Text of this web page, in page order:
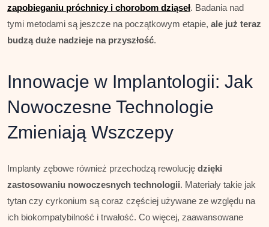
zapobieganiu próchnicy i chorobom dziąseł. Badania nad
tymi metodami są jeszcze na początkowym etapie, ale już teraz
budzą duże nadzieje na przyszłość.
Innowacje w Implantologii: Jak
Nowoczesne Technologie
Zmieniają Wszczepy
Implanty zębowe również przechodzą rewolucję dzięki
zastosowaniu nowoczesnych technologii. Materiały takie jak
tytan czy cyrkonium są coraz częściej używane ze względu na
ich biokompatybilność i trwałość. Co więcej, zaawansowane